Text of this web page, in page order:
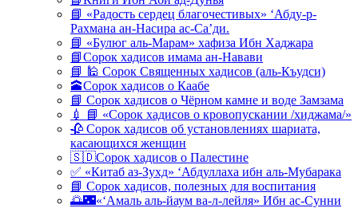
📘 «Радость сердец благочестивых» ‘Абду-р-
Рахмана ан-Насира ас-Са’ди.
📘 «Булюг аль-Марам» хафиза Ибн Хаджара
📘Сорок хадисов имама ан-Навави
📘 🕌 Сорок Священных хадисов (аль-Къудси)
🕋Сорок хадисов о Каабе
📘 Сорок хадисов о Чёрном камне и воде Замзама
💉 📘 «Сорок хадисов о кровопускании /хиджама/»
🥀 Сорок хадисов об установлениях шариата,
касающихся женщин
🇸🇩Сорок хадисов о Палестине
✅ «Китаб аз-Зухд» ‘Абдуллаха ибн аль-Мубарака
📘 Сорок хадисов, полезных для воспитания
🌅🌃«‘Амаль аль-йаум ва-л-лейля» Ибн ас-Сунни